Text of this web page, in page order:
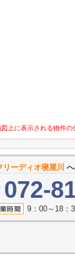
上に表示される物件の
リーディオ寝屋川
9：00～18：